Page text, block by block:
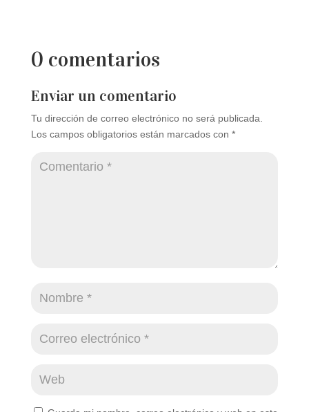
0 comentarios
Enviar un comentario
Tu dirección de correo electrónico no será publicada.
Los campos obligatorios están marcados con *